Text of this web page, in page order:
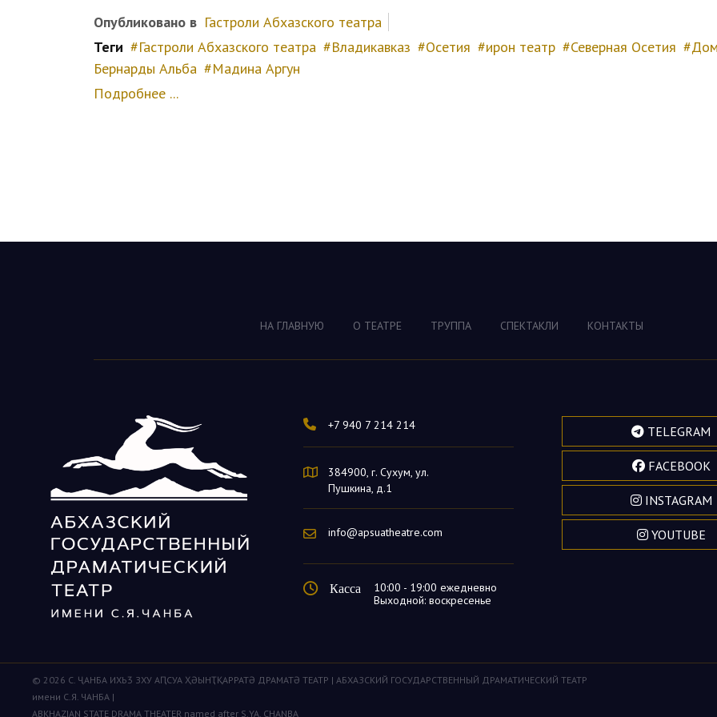
Опубликовано в Гастроли Абхазского театра
Теги
Гастроли Абхазского театра Владикавказ Осетия ирон театр Северная Осетия
Бернарды Альба
Мадина Аргун
Подробнее ...
НА ГЛАВНУЮ О ТЕАТРЕ ТРУППА СПЕКТАКЛИ КОНТАКТЫ
+7 940 7 214 214
384900, г. Сухум, ул.
Пушкина, д.1
info@apsuatheatre.com
Касса
10:00 - 19:00 ежедневно
Выходной: воскресенье
TELEGRAM
FACEBOOK
INSTAGRAM
YOUTUBE
© 2026 С. ҶАНБА ИХЬӠ ЗХУ АԤСУА ҲӘЫНҬҚАРРАТӘ ДРАМАТӘ ТЕАТР | АБХАЗСКИЙ ГОСУДАРСТВЕННЫЙ ДРАМАТИЧЕСКИЙ ТЕАТР
имени С.Я. ЧАНБА |
ABKHAZIAN STATE DRAMA THEATER named after S.YA. CHANBA